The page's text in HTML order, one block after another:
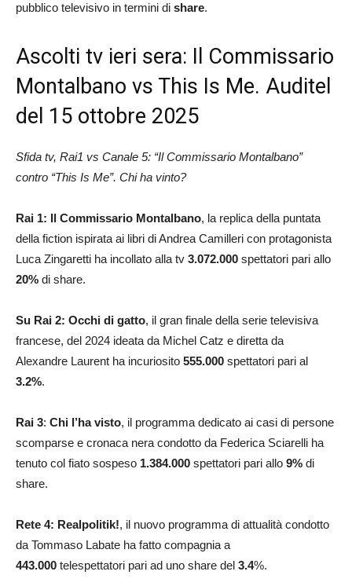
pubblico televisivo in termini di share.
Ascolti tv ieri sera: Il Commissario
Montalbano vs This Is Me. Auditel
del 15 ottobre 2025
Sfida tv, Rai1 vs Canale 5: “Il Commissario Montalbano”
contro “This Is Me”. Chi ha vinto?
Rai 1: Il Commissario Montalbano, la replica della puntata
della fiction ispirata ai libri di Andrea Camilleri con protagonista
Luca Zingaretti ha incollato alla tv 3.072.000 spettatori pari allo
20% di share.
Su Rai 2: Occhi di gatto, il gran finale della serie televisiva
francese, del 2024 ideata da Michel Catz e diretta da
Alexandre Laurent ha incuriosito 555.000 spettatori pari al
3.2%.
Rai 3: Chi l’ha visto, il programma dedicato ai casi di persone
scomparse e cronaca nera condotto da Federica Sciarelli ha
tenuto col fiato sospeso 1.384.000 spettatori pari allo 9% di
share.
Rete 4: Realpolitik!, il nuovo programma di attualità condotto
da Tommaso Labate ha fatto compagnia a
443.000 telespettatori pari ad uno share del 3.4%.